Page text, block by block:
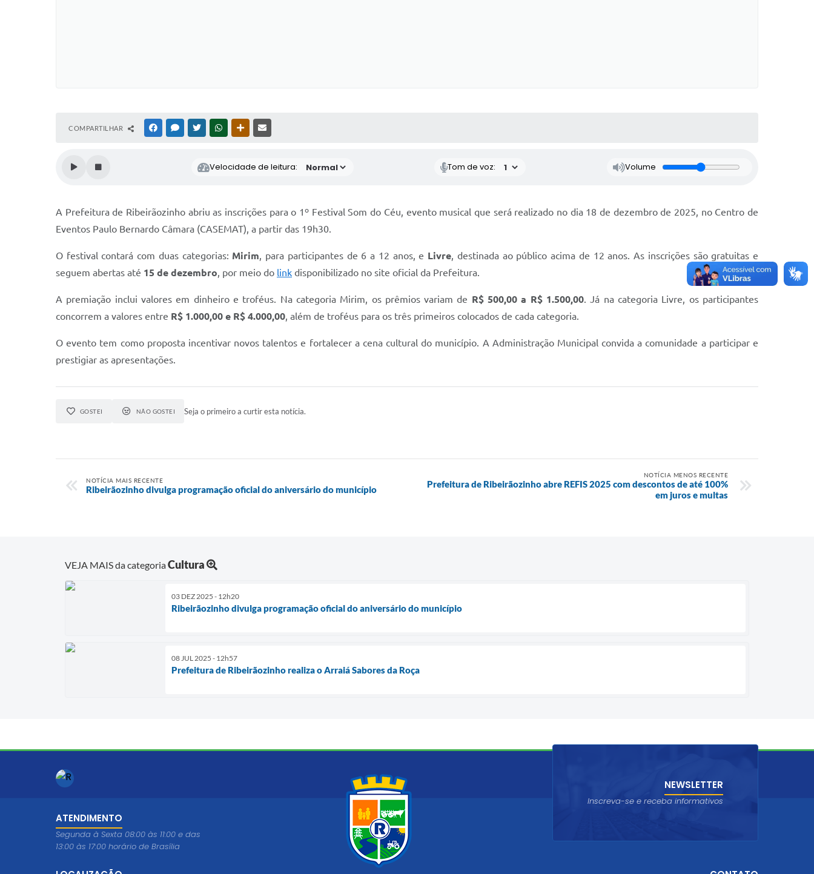
COMPARTILHAR FACEBOOKMESSENGER
TWITTERWHATSAPPOUTRAS MÍDIAS
Velocidade de leitura: Tom de voz: Volume
A Prefeitura de Ribeirãozinho abriu as inscrições para o 1º Festival Som do Céu, evento musical que será realizado no dia 18 de dezembro de 2025, no Centro de
Eventos Paulo Bernardo Câmara (CASEMAT), a partir das 19h30.
O festival contará com duas categorias: Mirim, para participantes de 6 a 12 anos, e Livre, destinada ao público acima de 12 anos. As inscrições são gratuitas e
seguem abertas até 15 de dezembro, por meio do link disponibilizado no site oficial da Prefeitura.
A premiação inclui valores em dinheiro e troféus. Na categoria Mirim, os prêmios variam de R$ 500,00 a R$ 1.500,00. Já na categoria Livre, os participantes
concorrem a valores entre R$ 1.000,00 e R$ 4.000,00, além de troféus para os três primeiros colocados de cada categoria.
O evento tem como proposta incentivar novos talentos e fortalecer a cena cultural do município. A Administração Municipal convida a comunidade a participar e
prestigiar as apresentações.
GOSTEI NÃO GOSTEI Seja o primeiro a curtir esta notícia.
NOTÍCIA MAIS RECENTE
Ribeirãozinho divulga programação oficial do aniversário do município
NOTÍCIA MENOS RECENTE
Prefeitura de Ribeirãozinho abre REFIS 2025 com descontos de até 100%
em juros e multas
VEJA MAIS da categoriaCultura
03 DEZ 2025 - 12h20
Ribeirãozinho divulga programação oficial do aniversário do município
08 JUL 2025 - 12h57
Prefeitura de Ribeirãozinho realiza o Arraiá Sabores da Roça
ATENDIMENTO
Segunda à Sexta 08:00 às 11:00 e das
13:00 às 17:00 horário de Brasília
NEWSLETTER
Inscreva-se e receba informativos